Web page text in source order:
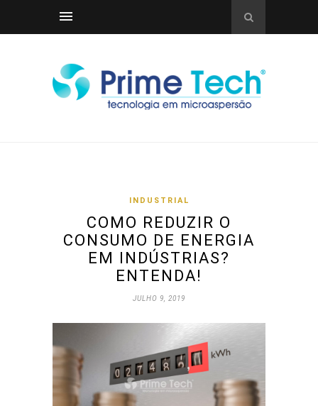
INDUSTRIAL
COMO REDUZIR O
CONSUMO DE ENERGIA
EM INDÚSTRIAS?
ENTENDA!
JULHO 9, 2019